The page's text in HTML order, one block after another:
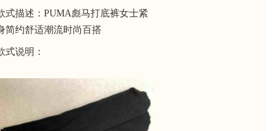
式描述：PUMA彪马打底裤女士紧
简约舒适潮流时尚百搭
式说明：